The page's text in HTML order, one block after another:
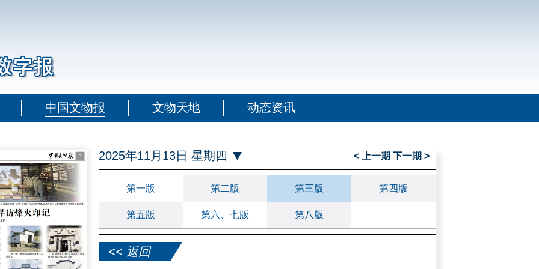
中国文物报 文物天地 动态资讯
2025年11月13日 星期四 < 上一期 下一期 >
第一版 第二版 第三版 第四版
第五版 第六、七版 第八版
<< 返回